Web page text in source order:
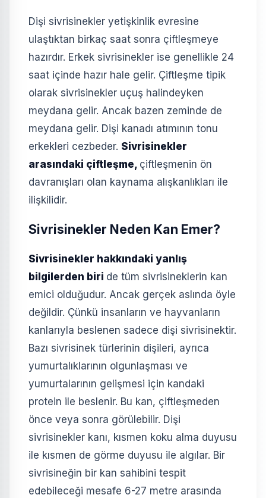
Dişi sivrisinekler yetişkinlik evresine
ulaştıktan birkaç saat sonra çiftleşmeye
hazırdır. Erkek sivrisinekler ise genellikle 24
saat içinde hazır hale gelir. Çiftleşme tipik
olarak sivrisinekler uçuş halindeyken
meydana gelir. Ancak bazen zeminde de
meydana gelir. Dişi kanadı atımının tonu
erkekleri cezbeder. Sivrisinekler
arasındaki çiftleşme, çiftleşmenin ön
davranışları olan kaynama alışkanlıkları ile
ilişkilidir.
Sivrisinekler Neden Kan Emer?
Sivrisinekler hakkındaki yanlış
bilgilerden biri de tüm sivrisineklerin kan
emici olduğudur. Ancak gerçek aslında öyle
değildir. Çünkü insanların ve hayvanların
kanlarıyla beslenen sadece dişi sivrisinektir.
Bazı sivrisinek türlerinin dişileri, ayrıca
yumurtalıklarının olgunlaşması ve
yumurtalarının gelişmesi için kandaki
protein ile beslenir. Bu kan, çiftleşmeden
önce veya sonra görülebilir. Dişi
sivrisinekler kanı, kısmen koku alma duyusu
ile kısmen de görme duyusu ile algılar. Bir
sivrisineğin bir kan sahibini tespit
edebileceği mesafe 6-27 metre arasında